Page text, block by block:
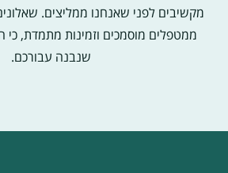
מקשיבים לפני שאנחנו ממליצים.
ממטפלים מוסמכים וזמינות מתמדת, כי
שנבנה עבורכם.